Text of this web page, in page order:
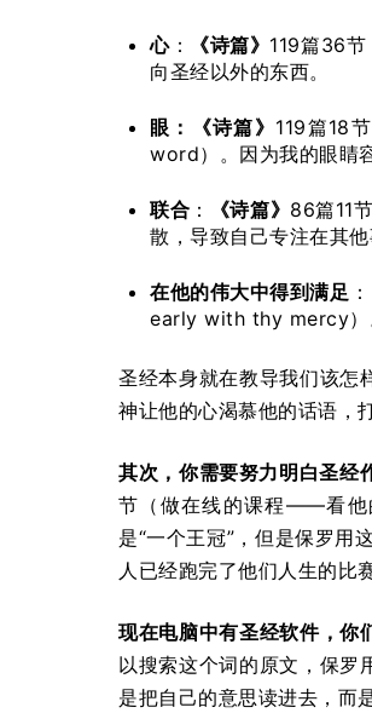
心： 《诗篇》 119篇36节
向圣经以外的东西。
眼：《诗篇》 119篇18节
word）。因为我的眼睛
联合 ： 《诗篇》 86篇11
散，导致自己专注在其他
在他的伟大中得到满足
early with thy mercy）
圣经本身就在教导我们该怎
神让他的心渴慕他的话语，
其次，你需要努力明白圣经
节（做在线的课程——看他
是“一个王冠”，但是保罗用
人已经跑完了他们人生的比赛
现在电脑中有圣经软件，你
以搜索这个词的原文，保罗
是把自己的意思读进去，而